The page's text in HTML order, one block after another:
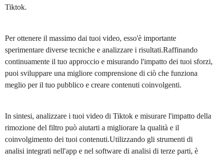
Tiktok.
Per ottenere il massimo dai tuoi video, esso'è importante
sperimentare diverse tecniche e analizzare i risultati.Raffinando
continuamente il tuo approccio e misurando l'impatto dei tuoi sforzi,
puoi sviluppare una migliore comprensione di ciò che funziona
meglio per il tuo pubblico e creare contenuti coinvolgenti.
In sintesi, analizzare i tuoi video di Tiktok e misurare l'impatto della
rimozione del filtro può aiutarti a migliorare la qualità e il
coinvolgimento dei tuoi contenuti.Utilizzando gli strumenti di
analisi integrati nell'app e nel software di analisi di terze parti, è